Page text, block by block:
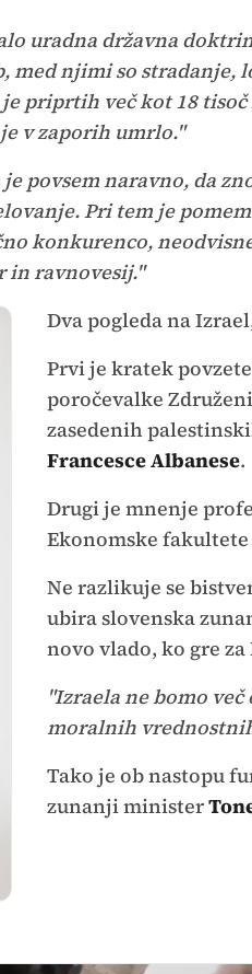
uradna državna
njimi so stradanje,
priprtih več kot 18 tisoč
v zaporih umrlo."
povsem naravno, da
Pri tem je
konkurenco,
in ravnovesij."
Dva pogleda na
Prvi je kratek
poročevalke
zasedenih
Francesce Albanese.
Drugi je mnenje
Ekonomske fakultete
Ne razlikuje se
ubira slovenska
novo vlado, ko gre za
"Izraela ne bomo
moralnih
Tako je ob nastopu
zunanji minister